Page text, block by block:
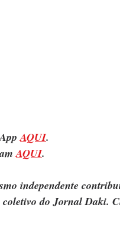
AQUI.
AQUI.
independente
do Jornal Daki.